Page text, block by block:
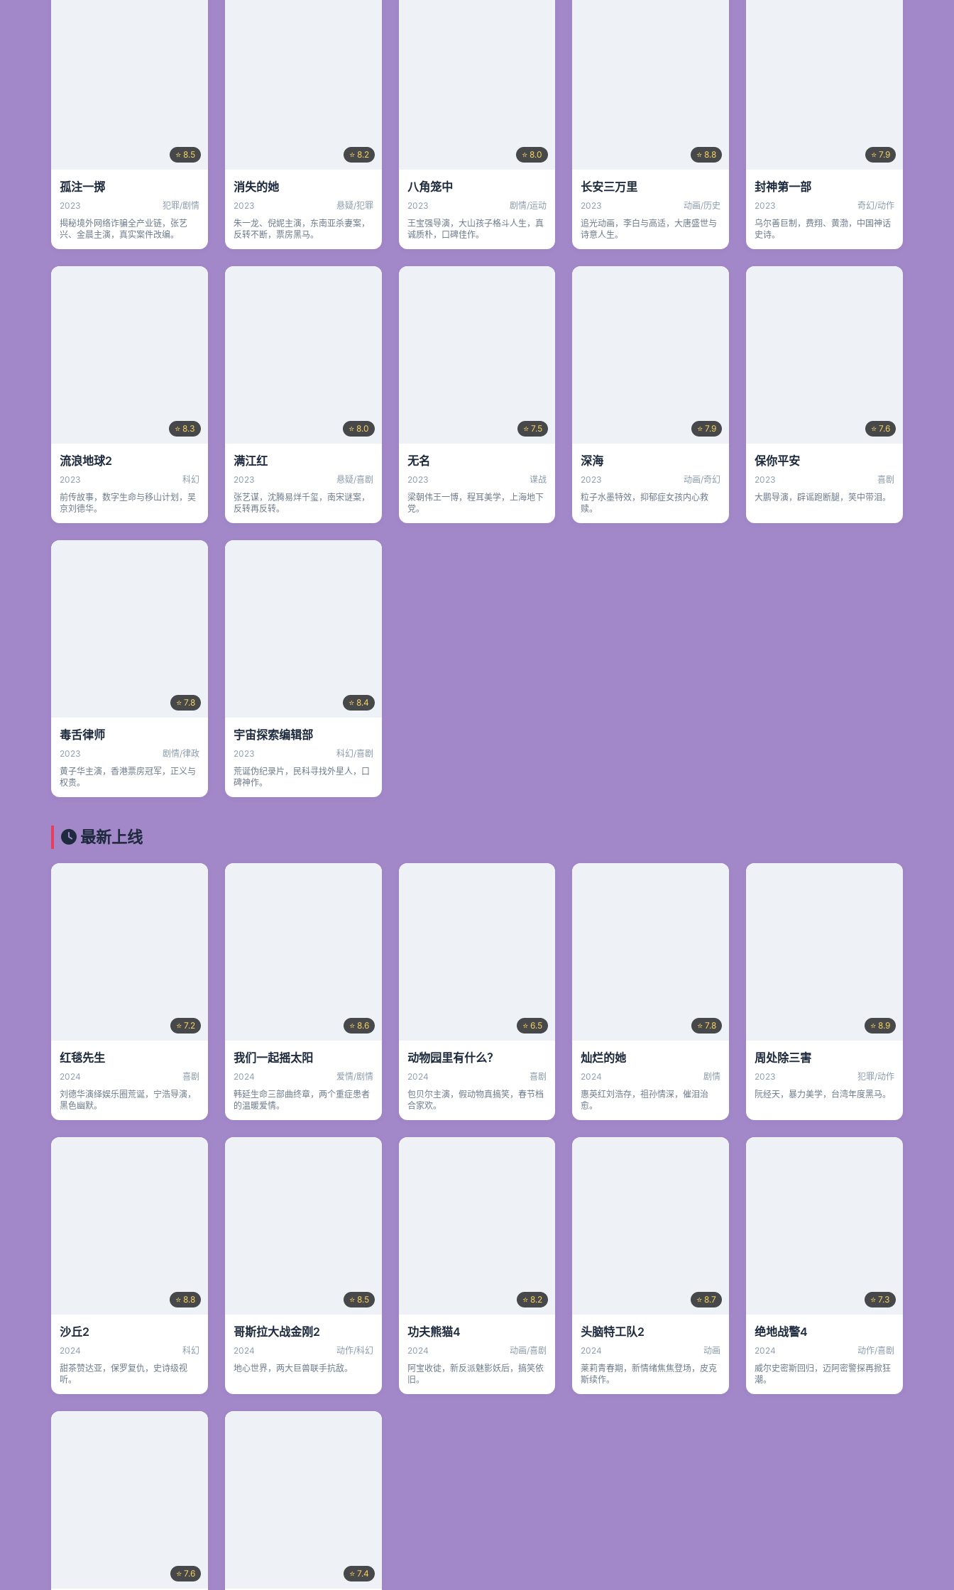
⭐ 8.5
孤注一掷
2023
犯罪/剧情
揭秘境外网络诈骗全产业链，张艺
兴、金晨主演，真实案件改编。
⭐ 8.2
消失的她
2023
悬疑/犯罪
朱一龙、倪妮主演，东南亚杀妻案，
反转不断，票房黑马。
⭐ 8.0
八角笼中
2023
剧情/运动
王宝强导演，大山孩子格斗人生，真
诚质朴，口碑佳作。
⭐ 8.8
长安三万里
2023
动画/历史
追光动画，李白与高适，大唐盛世与
诗意人生。
⭐ 7.9
封神第一部
2023
奇幻/动作
乌尔善巨制，费翔、黄渤，中国神话
史诗。
⭐ 8.3
流浪地球2
2023
科幻
前传故事，数字生命与移山计划，吴
京刘德华。
⭐ 8.0
满江红
2023
悬疑/喜剧
张艺谋，沈腾易烊千玺，南宋谜案，
反转再反转。
⭐ 7.5
无名
2023
谍战
梁朝伟王一博，程耳美学，上海地下
党。
⭐ 7.9
深海
2023
动画/奇幻
粒子水墨特效，抑郁症女孩内心救
赎。
⭐ 7.6
保你平安
2023
喜剧
大鹏导演，辟谣跑断腿，笑中带泪。
⭐ 7.8
毒舌律师
2023
剧情/律政
黄子华主演，香港票房冠军，正义与
权贵。
⭐ 8.4
宇宙探索编辑部
2023
科幻/喜剧
荒诞伪纪录片，民科寻找外星人，口
碑神作。
最新上线
⭐ 7.2
红毯先生
2024
喜剧
刘德华演绎娱乐圈荒诞，宁浩导演，
黑色幽默。
⭐ 8.6
我们一起摇太阳
2024
爱情/剧情
韩延生命三部曲终章，两个重症患者
的温暖爱情。
⭐ 6.5
动物园里有什么？
2024
喜剧
包贝尔主演，假动物真搞笑，春节档
合家欢。
⭐ 7.8
灿烂的她
2024
剧情
惠英红刘浩存，祖孙情深，催泪治
愈。
⭐ 8.9
周处除三害
2023
犯罪/动作
阮经天，暴力美学，台湾年度黑马。
⭐ 8.8
沙丘2
2024
科幻
甜茶赞达亚，保罗复仇，史诗级视
听。
⭐ 8.5
哥斯拉大战金刚2
2024
动作/科幻
地心世界，两大巨兽联手抗敌。
⭐ 8.2
功夫熊猫4
2024
动画/喜剧
阿宝收徒，新反派魅影妖后，搞笑依
旧。
⭐ 8.7
头脑特工队2
2024
动画
莱莉青春期，新情绪焦焦登场，皮克
斯续作。
⭐ 7.3
绝地战警4
2024
动作/喜剧
威尔史密斯回归，迈阿密警探再掀狂
潮。
⭐ 7.6 ⭐ 7.4